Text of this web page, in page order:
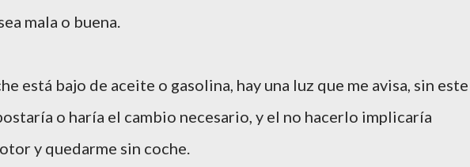
mala o buena.
está bajo de aceite o gasolina, hay una luz que me avisa, sin este
o haría el cambio necesario, y el no hacerlo implicaría
y quedarme sin coche.